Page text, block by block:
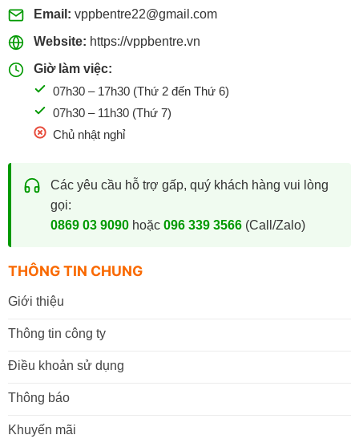
Email: vppbentre22@gmail.com
Website: https://vppbentre.vn
Giờ làm việc:
07h30 – 17h30 (Thứ 2 đến Thứ 6)
07h30 – 11h30 (Thứ 7)
Chủ nhật nghỉ
Các yêu cầu hỗ trợ gấp, quý khách hàng vui lòng
gọi:
0869 03 9090hoặc 096 339 3566(Call/Zalo)
THÔNG TIN CHUNG
Giới thiệu
Thông tin công ty
Điều khoản sử dụng
Thông báo
Khuyến mãi